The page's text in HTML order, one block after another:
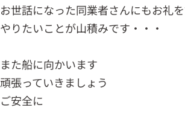
お世話になった同業者さんにもお礼
やりたいことが山積みです・・・
また船に向かいます
頑張っていきましょう
ご安全に